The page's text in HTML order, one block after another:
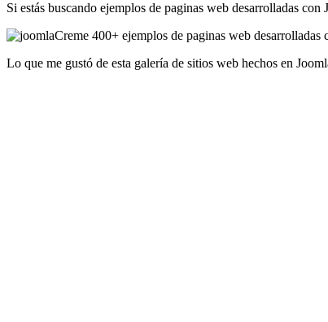
Si estás buscando ejemplos de paginas web desarrolladas con
Lo que me gustó de esta galería de sitios web hechos en